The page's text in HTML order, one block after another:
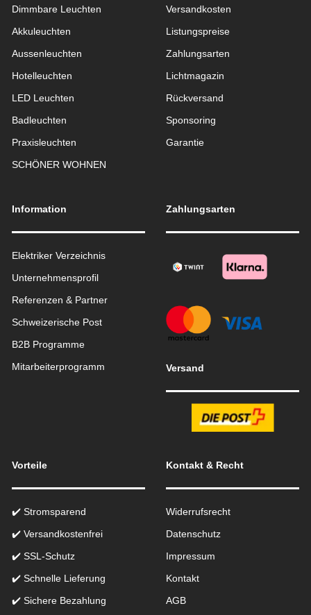
Dimmbare Leuchten
Akkuleuchten
Aussen­leuchten
Hotelleuchten
LED Leuchten
Badleuchten
Praxisleuchten
SCHÖNER WOHNEN
Versandkosten
Listungspreise
Zahlungsarten
Lichtmagazin
Rückversand
Sponsoring
Garantie
Information
Elektriker Verzeichnis
Unternehmensprofil
Referenzen & Partner
Schweizerische Post
B2B Programme
Mitarbeiterprogramm
Zahlungsarten
Versand
Vorteile
✔️ Stromsparend
✔️ Versandkostenfrei
✔️ SSL-Schutz
✔️ Schnelle Lieferung
✔️ Sichere Bezahlung
Kontakt & Recht
Widerrufsrecht
Datenschutz
Impressum
Kontakt
AGB